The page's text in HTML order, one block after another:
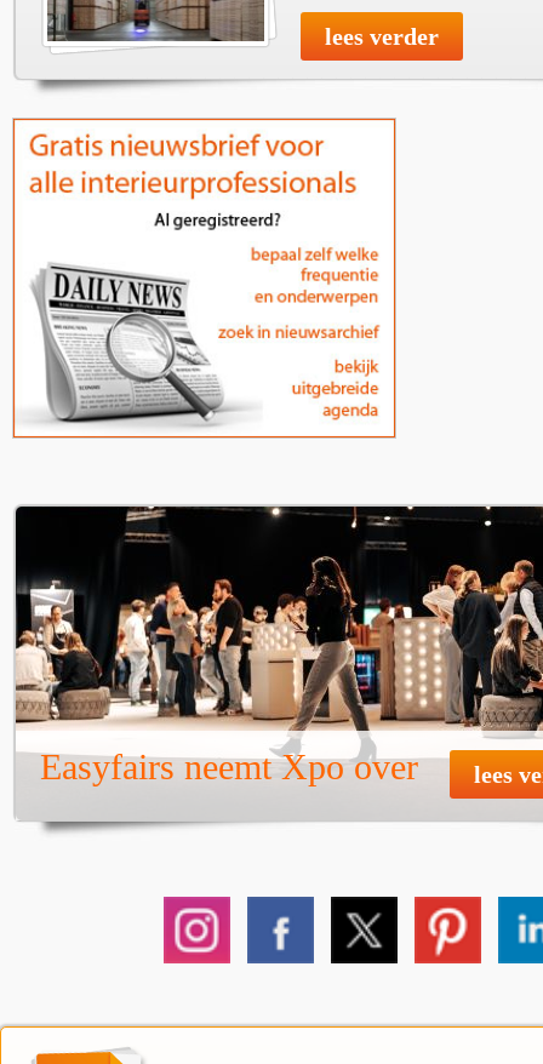
lees verder
Easyfairs neemt Xpo over lees